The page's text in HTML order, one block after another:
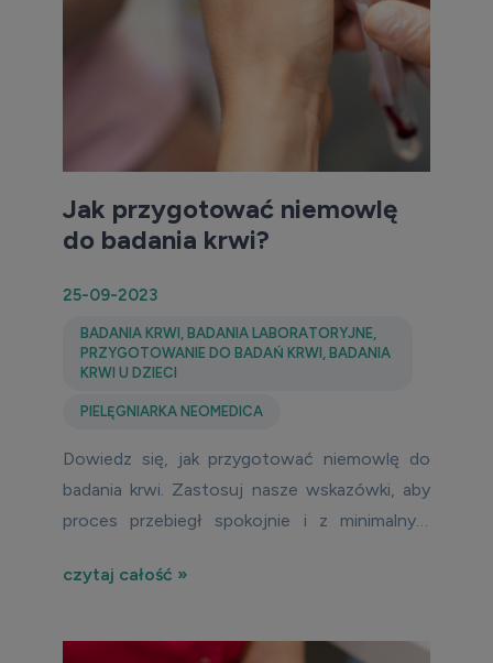
Jak przygotować niemowlę
do badania krwi?
25-09-2023
BADANIA KRWI , BADANIA LABORATORYJNE,
PRZYGOTOWANIE DO BADAŃ KRWI , BADANIA
KRWI U DZIECI
PIELĘGNIARKA NEOMEDICA
Dowiedz się, jak przygotować niemowlę do
badania krwi. Zastosuj nasze wskazówki, aby
proces przebiegł spokojnie i z minimalnym
czytaj całość »